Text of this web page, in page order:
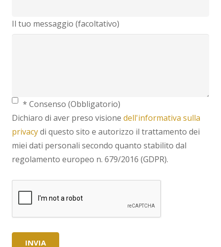
Il tuo messaggio (facoltativo)
* Consenso (Obbligatorio)
Dichiaro di aver preso visione dell'informativa sulla
privacydi questo sito e autorizzo il trattamento dei
miei dati personali secondo quanto stabilito dal
regolamento europeo n. 679/2016 (GDPR).